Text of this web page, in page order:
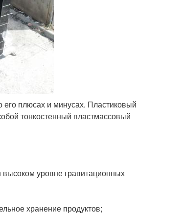
его плюсах и минусах. Пластиковый
тонкостенный пластмассовый
уровне гравитационных
хранение продуктов;